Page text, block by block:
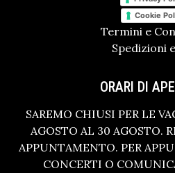
Cookie
Termini e
Spedizioni
ORARI DI
SAREMO CHIUSI PER LE
AGOSTO AL 30 AGOSTO.
APPUNTAMENTO. PER
CONCERTI O